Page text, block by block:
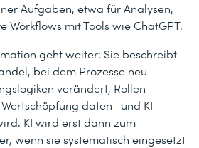
Aufgaben, etwa für Analysen,
Workflows mit Tools wie ChatGPT.
geht weiter: Sie beschreibt
bei dem Prozesse neu
verändert, Rollen
daten- und KI-
KI wird erst dann zum
wenn sie systematisch eingesetzt